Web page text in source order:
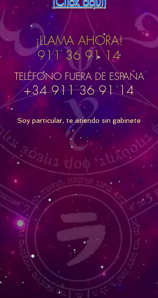
¡LLAMA AHORA!
911 36 91 14
TELÉFONO FUERA DE ESPAÑA
+34 911 36 91 14
Soy particular, te atiendo sin gabinete